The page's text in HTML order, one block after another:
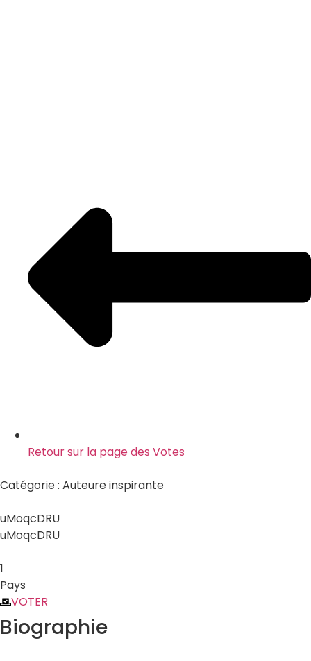
Retour sur la page des Votes
Catégorie : Auteure inspirante
uMoqcDRU
uMoqcDRU
1
Pays
VOTER
Biographie